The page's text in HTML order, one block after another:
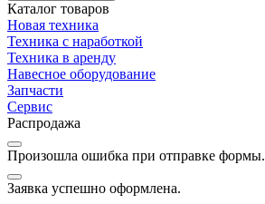
Каталог товаров
Новая техника
Техника с наработкой
Техника в аренду
Навесное оборудование
Запчасти
Сервис
Распродажа
Произошла ошибка при отправке формы.
Заявка успешно оформлена.